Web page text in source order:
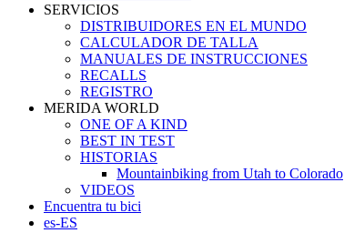
SERVICIOS
DISTRIBUIDORES EN EL MUNDO
CALCULADOR DE TALLA
MANUALES DE INSTRUCCIONES
RECALLS
REGISTRO
MERIDA WORLD
ONE OF A KIND
BEST IN TEST
HISTORIAS
Mountainbiking from Utah to Colorado
VIDEOS
Encuentra tu bici
es-ES